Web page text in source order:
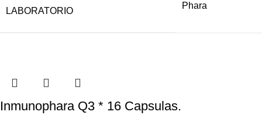
LABORATORIO
Phara
Inmunophara Q3 * 16 Capsulas.